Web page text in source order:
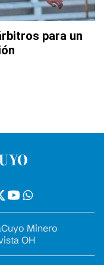
para un
Cuyo Minero
OH